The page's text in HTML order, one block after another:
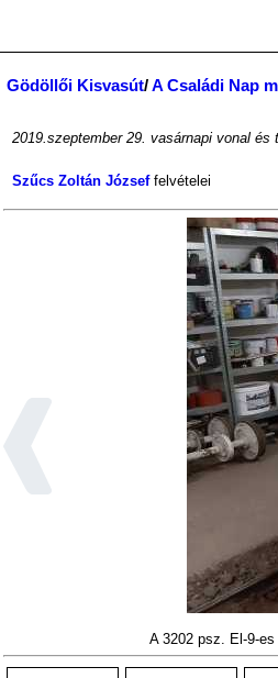
Gödöllői Kisvasút/A Családi Nap
2019.szeptember 29. vasárnapi vonal és
Szűcs Zoltán Józseffelvételei
A 3202 psz. El-9-